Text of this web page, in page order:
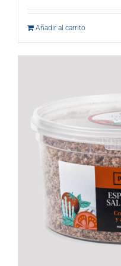
Añadir al carrito